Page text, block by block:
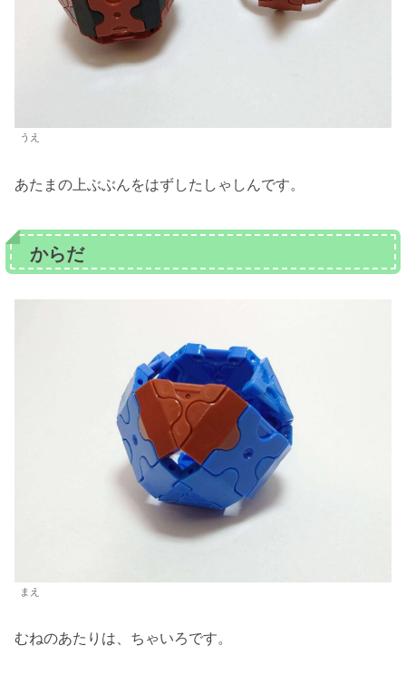
うえ
あたまの上ぶぶんをはずしたしゃしんです。
からだ
まえ
むねのあたりは、ちゃいろです。